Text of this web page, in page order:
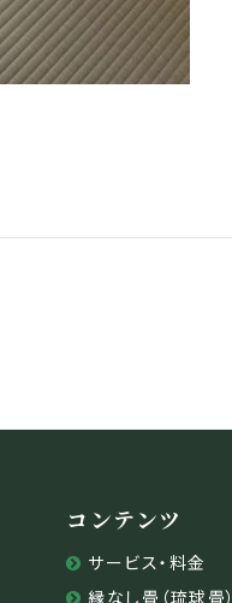
コンテンツ
サービス・料金
縁なし畳（琉球畳）